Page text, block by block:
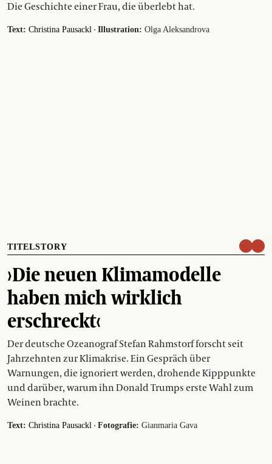
Die Geschichte einer Frau, die überlebt hat.
Text: Christina Pausackl · Illustration: Olga Aleksandrova
TITELSTORY
›Die neuen Klimamodelle
haben mich wirklich
erschreckt‹
Der deutsche Ozeanograf Stefan Rahmstorf forscht seit
Jahrzehnten zur Klimakrise. Ein Gespräch über
Warnungen, die ignoriert werden, drohende Kipppunkte
und darüber, warum ihn Donald Trumps erste Wahl zum
Weinen brachte.
Text: Christina Pausackl · Fotografie: Gianmaria Gava